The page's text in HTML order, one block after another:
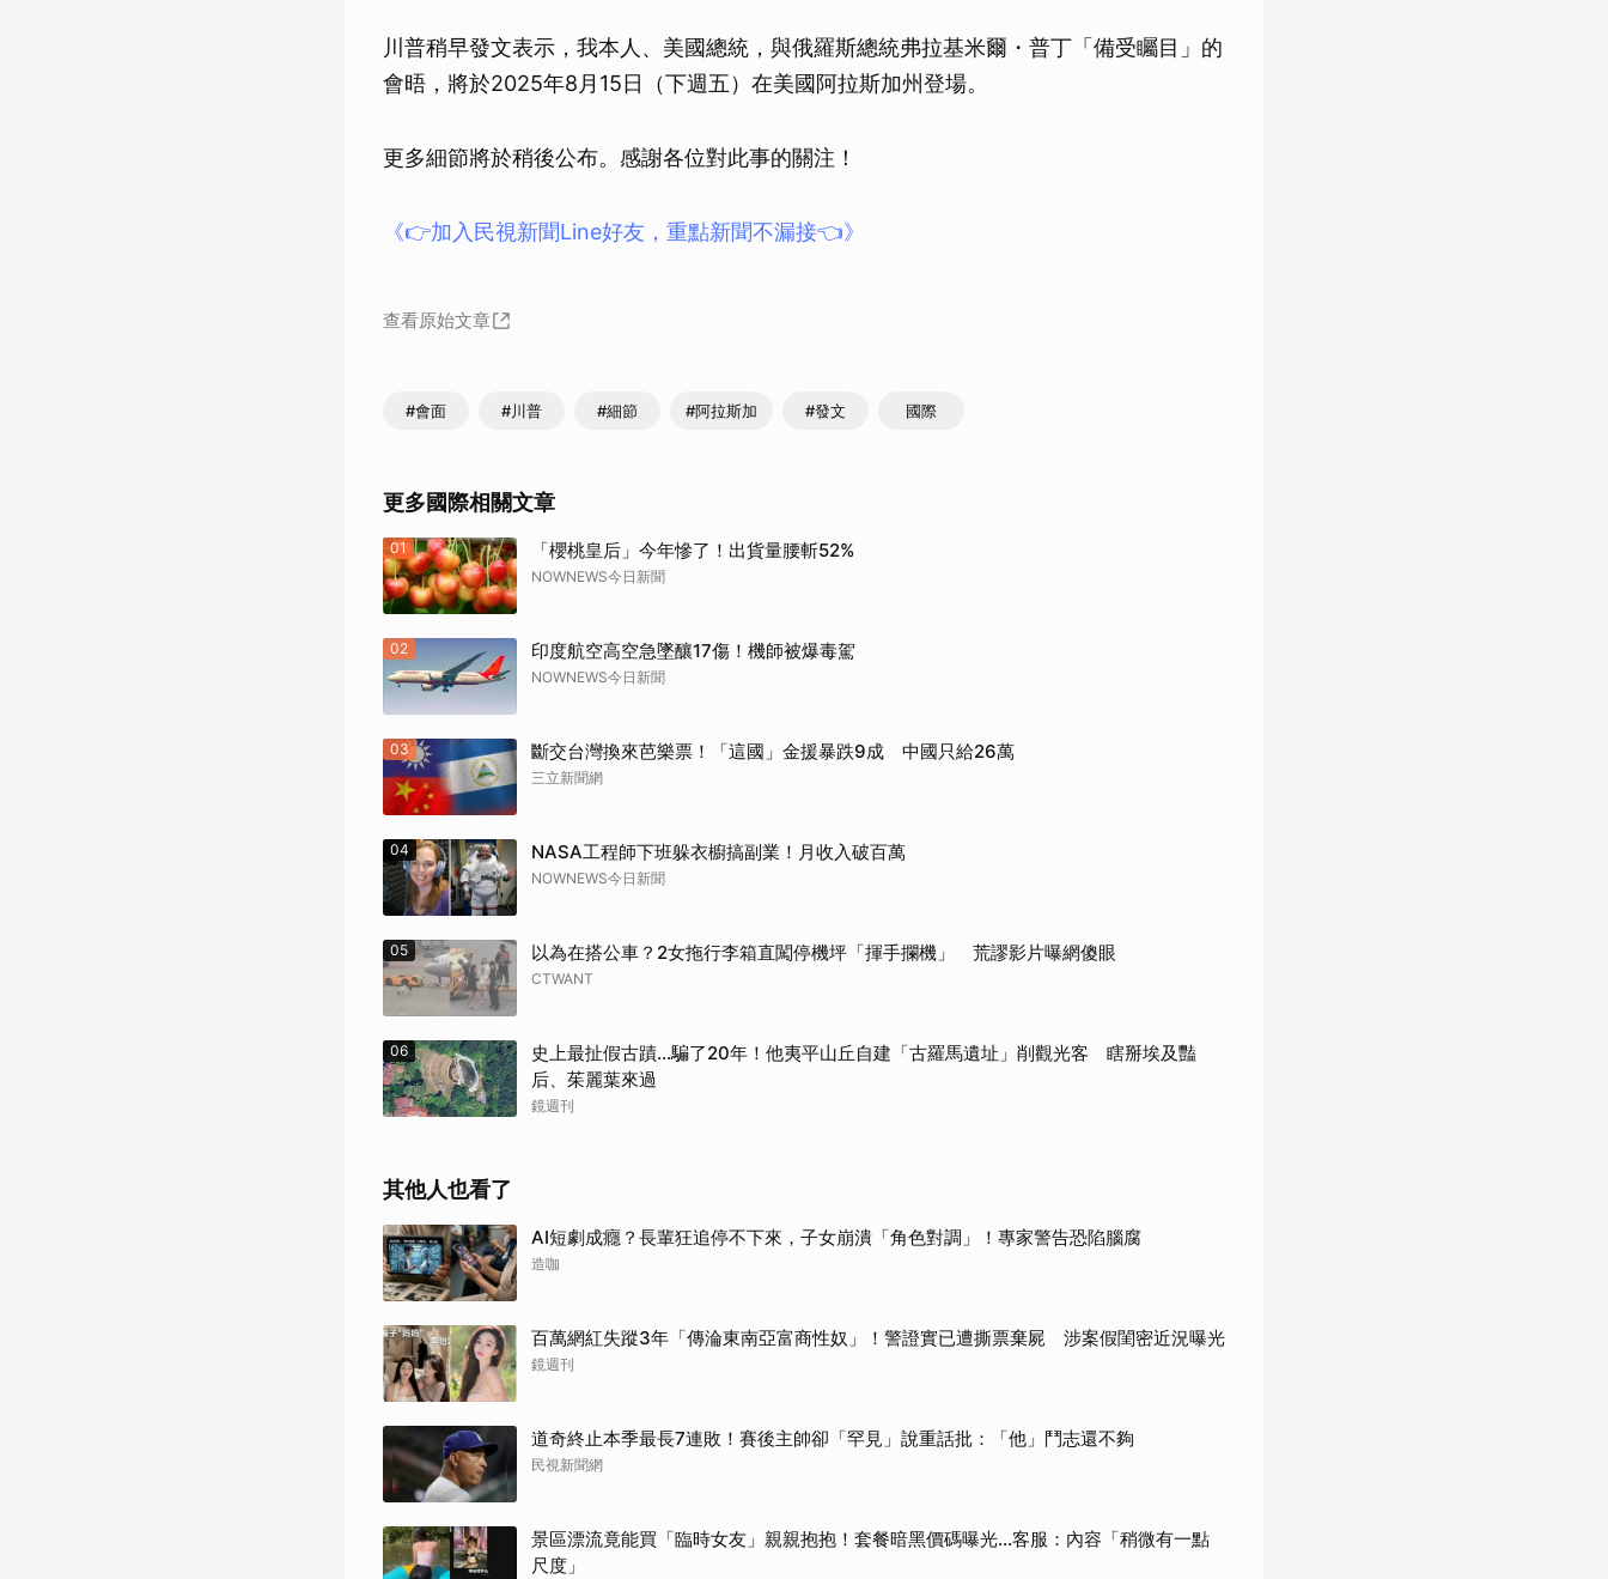
川普稍早發文表示，我本人、美國總統，與俄羅斯總統弗拉基米爾・普丁「備受矚目」的
會晤，將於2025年8月15日（下週五）在美國阿拉斯加州登場。
更多細節將於稍後公布。感謝各位對此事的關注！
《👉加入民視新聞Line好友，重點新聞不漏接👈》
查看原始文章
#會面 #川普 #細節 #阿拉斯加 #發文 國際
更多國際相關文章
01 「櫻桃皇后」今年慘了！出貨量腰斬52%
NOWNEWS今日新聞
02 印度航空高空急墜釀17傷！機師被爆毒駕
NOWNEWS今日新聞
03 斷交台灣換來芭樂票！「這國」金援暴跌9成 中國只給26萬
三立新聞網
04 NASA工程師下班躲衣櫥搞副業！月收入破百萬
NOWNEWS今日新聞
05 以為在搭公車？2女拖行李箱直闖停機坪「揮手攔機」 荒謬影片曝網傻眼
CTWANT
06
史上最扯假古蹟...騙了20年！他夷平山丘自建「古羅馬遺址」削觀光客 瞎掰埃及豔
后、茱麗葉來過
鏡週刊
其他人也看了
AI短劇成癮？長輩狂追停不下來，子女崩潰「角色對調」！專家警告恐陷腦腐
造咖
百萬網紅失蹤3年「傳淪東南亞富商性奴」！警證實已遭撕票棄屍 涉案假閨密近況曝光
鏡週刊
道奇終止本季最長7連敗！賽後主帥卻「罕見」說重話批：「他」鬥志還不夠
民視新聞網
景區漂流竟能買「臨時女友」親親抱抱！套餐暗黑價碼曝光…客服：內容「稍微有一點
尺度」